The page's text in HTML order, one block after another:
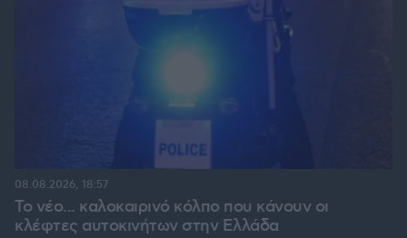
Το νέο... καλοκαιρινό κόλπο που κάνουν οι
κλέφτες αυτοκινήτων στην Ελλάδα
08.08.2026, 18:57